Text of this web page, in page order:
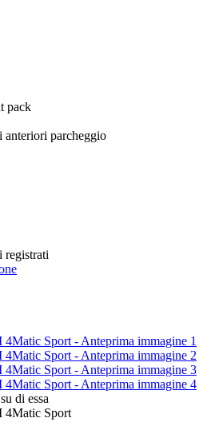
pack
anteriori parcheggio
registrati
di essa